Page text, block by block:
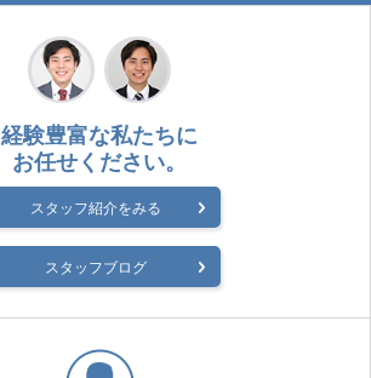
経験豊富な私たちに
お任せください。
スタッフ紹介をみる
スタッフブログ